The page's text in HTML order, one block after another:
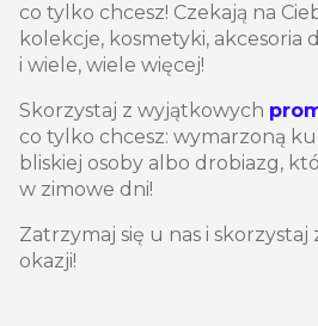
co tylko chcesz! Czekają na
kolekcje, kosmetyki, akcesoria
i wiele, wiele więcej!
Skorzystaj z wyjątkowych
co tylko chcesz: wymarzoną
bliskiej osoby albo drobiazg,
w zimowe dni!
Zatrzymaj się u nas i
okazji!